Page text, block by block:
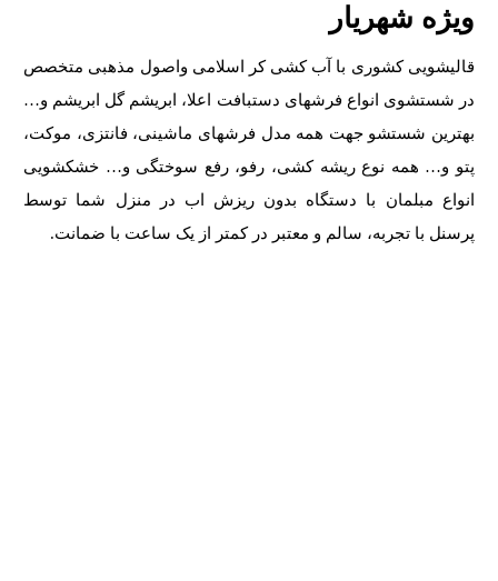
ویژه شهریار
قالیشویی کشوری با آب کشی کر اسلامی واصول مذهبی متخصص
در شستشوی انواع فرشهای دستبافت اعلا، ابریشم گل ابریشم و…
بهترین شستشو جهت همه مدل فرشهای ماشینی، فانتزی، موکت،
پتو و… همه نوع ریشه کشی، رفو، رفع سوختگی و… خشکشویی
انواع مبلمان با دستگاه بدون ریزش اب در منزل شما توسط
پرسنل با تجربه، سالم و معتبر در کمتر از یک ساعت با ضمانت.